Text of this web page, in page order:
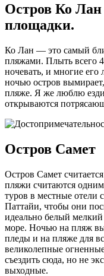
Остров Ко Лан
площадки.
Ко Лан — это самый
пляжами. Плыть всего
ночевать, и многие его
ночью остров
пляже. Я же люблю
открываются
Остров Самет
Остров Самет
пляжи считаются
туров в местные отели
Паттайи, чтобы они
идеально белый мелкий
море. Ночью на пляж
пледы и на пляже для
великолепные
съездить сюда, но не
выходные.